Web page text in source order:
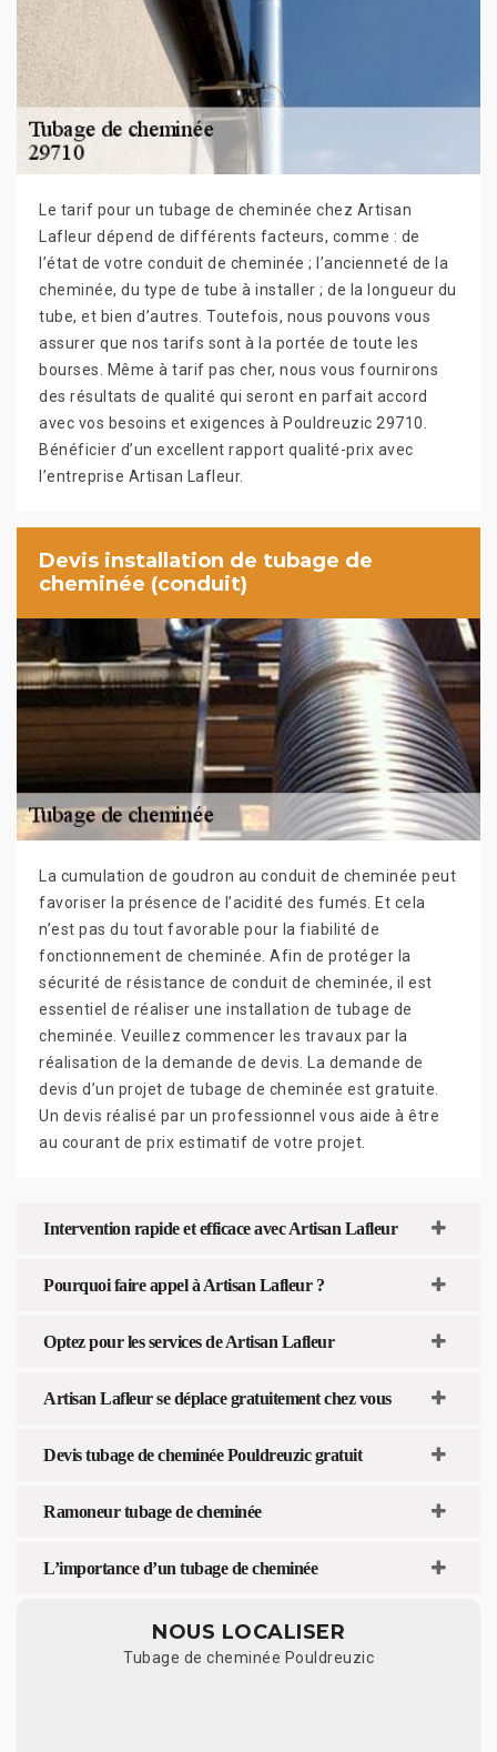
Le tarif pour un tubage de cheminée chez Artisan
Lafleur dépend de différents facteurs, comme : de
l’état de votre conduit de cheminée ; l’ancienneté de la
cheminée, du type de tube à installer ; de la longueur du
tube, et bien d’autres. Toutefois, nous pouvons vous
assurer que nos tarifs sont à la portée de toute les
bourses. Même à tarif pas cher, nous vous fournirons
des résultats de qualité qui seront en parfait accord
avec vos besoins et exigences à Pouldreuzic 29710.
Bénéficier d’un excellent rapport qualité-prix avec
l’entreprise Artisan Lafleur.
Devis installation de tubage de
cheminée (conduit)
La cumulation de goudron au conduit de cheminée peut
favoriser la présence de l’acidité des fumés. Et cela
n’est pas du tout favorable pour la fiabilité de
fonctionnement de cheminée. Afin de protéger la
sécurité de résistance de conduit de cheminée, il est
essentiel de réaliser une installation de tubage de
cheminée. Veuillez commencer les travaux par la
réalisation de la demande de devis. La demande de
devis d’un projet de tubage de cheminée est gratuite.
Un devis réalisé par un professionnel vous aide à être
au courant de prix estimatif de votre projet.
Intervention rapide et efficace avec Artisan Lafleur
Pourquoi faire appel à Artisan Lafleur ?
Optez pour les services de Artisan Lafleur
Artisan Lafleur se déplace gratuitement chez vous
Devis tubage de cheminée Pouldreuzic gratuit
Ramoneur tubage de cheminée
L’importance d’un tubage de cheminée
NOUS LOCALISER
Tubage de cheminée Pouldreuzic